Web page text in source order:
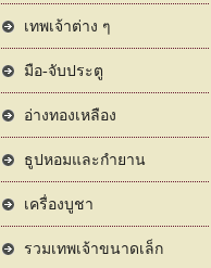
เทพเจ้าต่าง ๆ
มือ-จับประตู
อ่างทองเหลือง
ธูปหอมและกำยาน
เครื่องบูชา
รวมเทพเจ้าขนาดเล็ก